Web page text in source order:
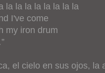
la la la la la la la la
I've come
my iron drum
el cielo en sus ojos, la